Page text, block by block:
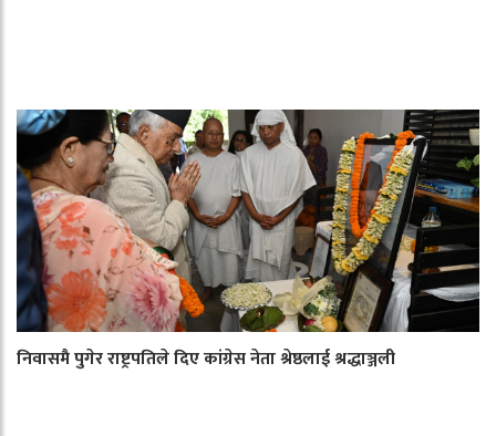
निवासमै पुगेर राष्ट्रपतिले दिए कांग्रेस नेता श्रेष्ठलाई श्रद्धाञ्जली